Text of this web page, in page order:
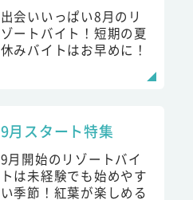
出会いいっぱい8月のリ
ゾートバイト！短期の夏
休みバイトはお早めに！
9月スタート特集
9月開始のリゾートバイ
トは未経験でも始めやす
い季節！紅葉が楽しめる